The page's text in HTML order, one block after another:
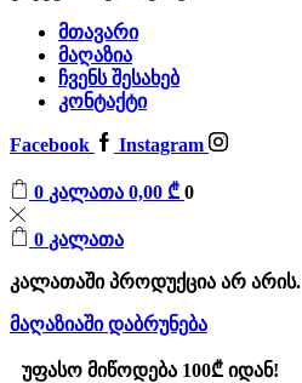
მთავარი
მაღაზია
ჩვენს შესახებ
კონტაქტი
Facebook Instagram
0 კალათა 0,00 ₾ 0
0 კალათა
კალათაში პროდუქცია არ არის.
მაღაზიაში დაბრუნება
უფასო მიწოდება 100₾ იდან!